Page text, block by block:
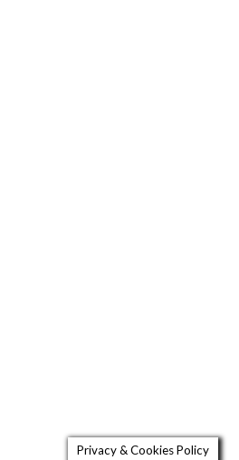
Privacy & Cookies Policy